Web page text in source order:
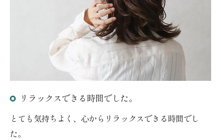
リラックスできる時間でした。
とても気持ちよく、心からリラックスできる時間でし
た。